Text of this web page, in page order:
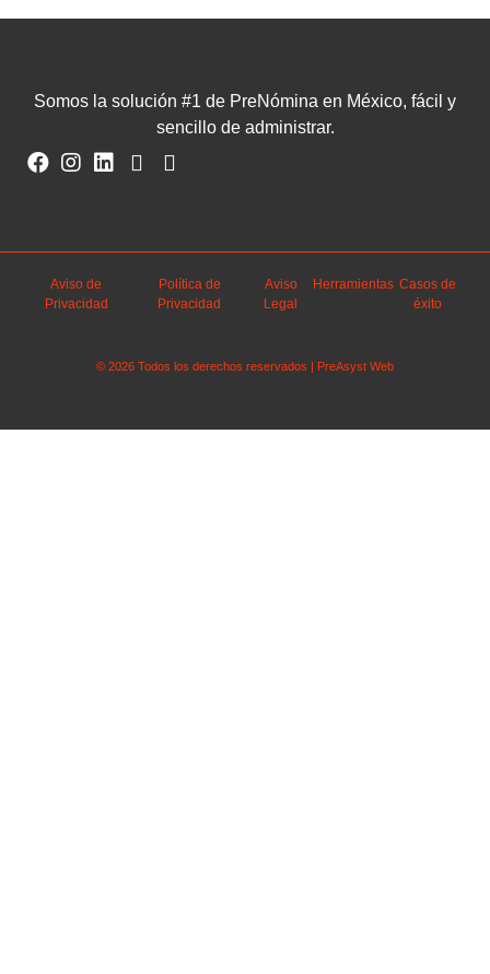
Somos la solución #1 de PreNómina en México, fácil y
sencillo de administrar.
Aviso de
Privacidad
Política de
Privacidad
Aviso
Legal
Herramientas Casos de
éxito
© 2026 Todos los derechos reservados | PreAsyst Web